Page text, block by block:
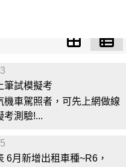
小客車、汽車、重機、機車
彰職業小客車、汽車、重
筆試模擬考
機車駕照者，可先上網做線
考測驗!...
6月新增出租車種~R6，